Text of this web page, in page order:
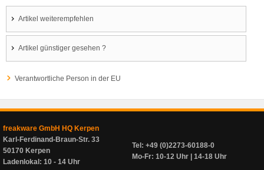
Artikel weiterempfehlen
Artikel günstiger gesehen ?
Verantwortliche Person in der EU
freakware GmbH HQ Kerpen
Karl-Ferdinand-Braun-Str. 33
50170 Kerpen
Ladenlokal: 10 - 14 Uhr
Tel: +49 (0)2273-60188-0
Mo-Fr: 10-12 Uhr | 14-18 Uhr